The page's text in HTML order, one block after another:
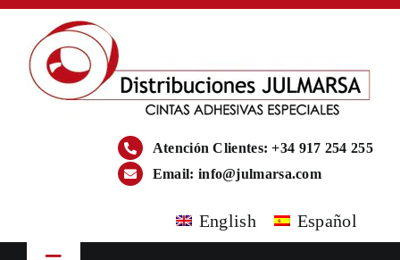
Saltar
contenido
Atención Clientes: +34 917 254 255
Email: info@julmarsa.com
English Español